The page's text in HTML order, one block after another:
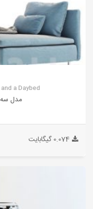
a Daybed
مدل سه
0.074 گیگابایت